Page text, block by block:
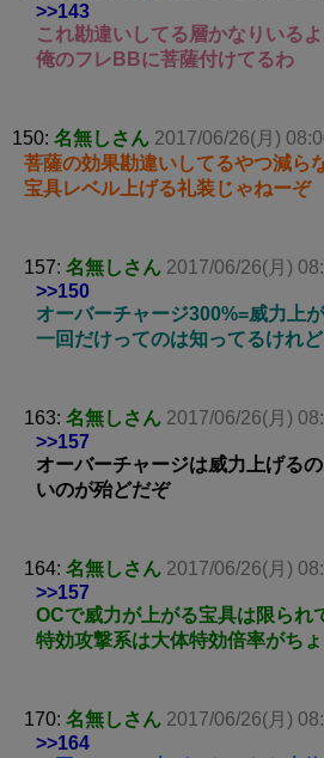
>>143
これ勘違いしてる層かなりいる
俺のフレBBに菩薩付けてるわ
150: 名無しさん 2017/06/26(月)
菩薩の効果勘違いしてるやつ減ら
宝具レベル上げる礼装じゃねーぞ
157: 名無しさん 2017/06/26(月)
>>150
オーバーチャージ300%=威力上
一回だけってのは知ってるけれど
163: 名無しさん 2017/06/26(月)
>>157
オーバーチャージは威力上げる
いのが殆どだぞ
164: 名無しさん 2017/06/26(月)
>>157
OCで威力が上がる宝具は限られ
特効攻撃系は大体特効倍率がち
170: 名無しさん 2017/06/26(月)
>>164